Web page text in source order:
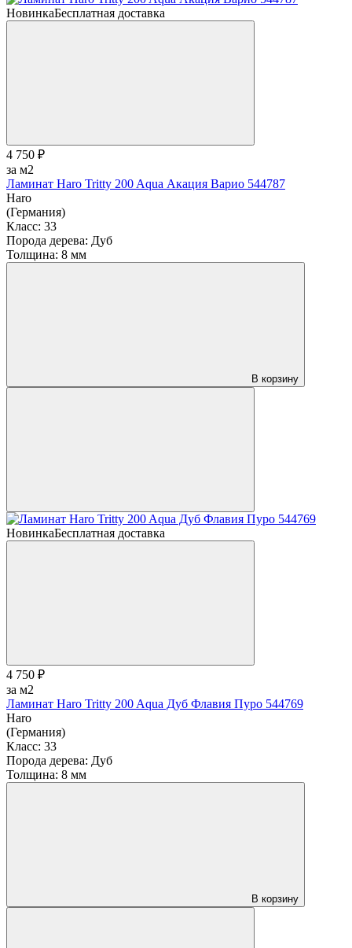
НовинкаБесплатная доставка
4 750 ₽
за м2
Ламинат Haro Tritty 200 Aqua Акация Варио 544787
Haro
(Германия)
Класс: 33
Порода дерева: Дуб
Толщина: 8 мм
В корзину
НовинкаБесплатная доставка
4 750 ₽
за м2
Ламинат Haro Tritty 200 Aqua Дуб Флавия Пуро 544769
Haro
(Германия)
Класс: 33
Порода дерева: Дуб
Толщина: 8 мм
В корзину